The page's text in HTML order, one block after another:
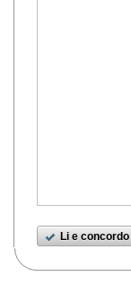
Li e concordo